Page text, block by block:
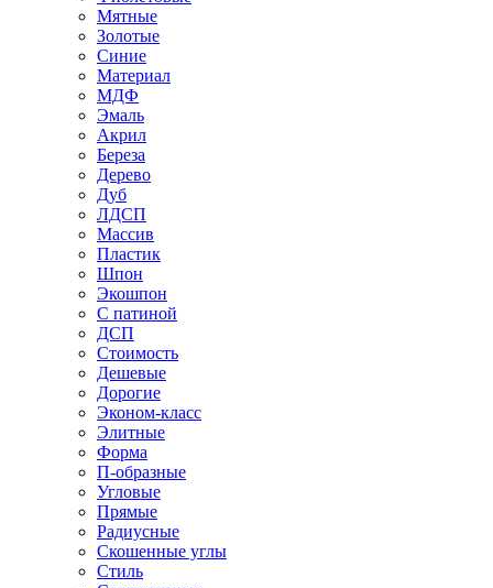
Мятные
Золотые
Синие
Материал
МДФ
Эмаль
Акрил
Береза
Дерево
Дуб
ЛДСП
Массив
Пластик
Шпон
Экошпон
С патиной
ДСП
Стоимость
Дешевые
Дорогие
Эконом-класс
Элитные
Форма
П-образные
Угловые
Прямые
Радиусные
Скошенные углы
Стиль